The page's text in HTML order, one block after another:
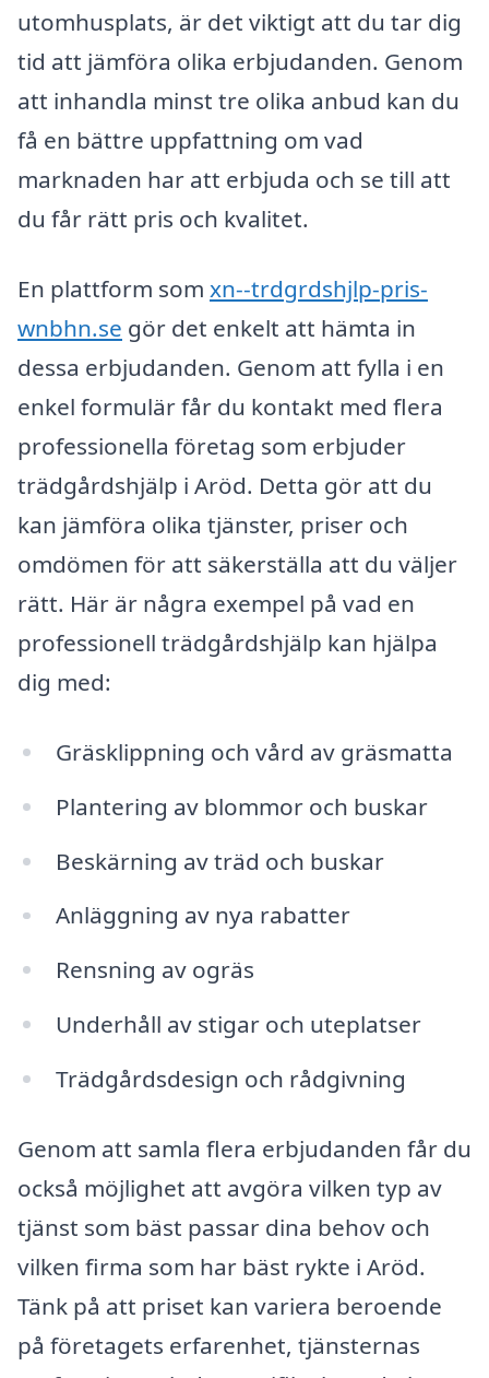
utomhusplats, är det viktigt att du tar dig
tid att jämföra olika erbjudanden. Genom
att inhandla minst tre olika anbud kan du
få en bättre uppfattning om vad
marknaden har att erbjuda och se till att
du får rätt pris och kvalitet.
En plattform som xn--trdgrdshjlp-pris-
wnbhn.se gör det enkelt att hämta in
dessa erbjudanden. Genom att fylla i en
enkel formulär får du kontakt med flera
professionella företag som erbjuder
trädgårdshjälp i Aröd. Detta gör att du
kan jämföra olika tjänster, priser och
omdömen för att säkerställa att du väljer
rätt. Här är några exempel på vad en
professionell trädgårdshjälp kan hjälpa
dig med:
Gräsklippning och vård av gräsmatta
Plantering av blommor och buskar
Beskärning av träd och buskar
Anläggning av nya rabatter
Rensning av ogräs
Underhåll av stigar och uteplatser
Trädgårdsdesign och rådgivning
Genom att samla flera erbjudanden får du
också möjlighet att avgöra vilken typ av
tjänst som bäst passar dina behov och
vilken firma som har bäst rykte i Aröd.
Tänk på att priset kan variera beroende
på företagets erfarenhet, tjänsternas